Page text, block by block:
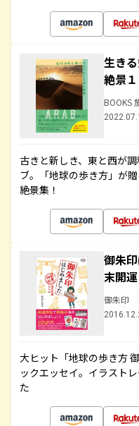
生き
絶景
BOOKS
古きと新しき、東と西が
ブ。「地球の歩き方」が
絶景集！
御朱
末開
御朱印
大ヒット「地球の歩き方
ックエッセイ。イラスト
た